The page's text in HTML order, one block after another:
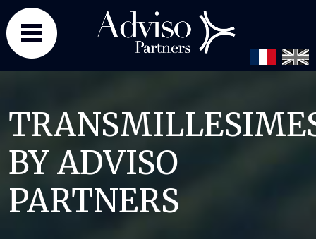
BY ADVISO
PARTNERS
Panneau de gestion des cookies